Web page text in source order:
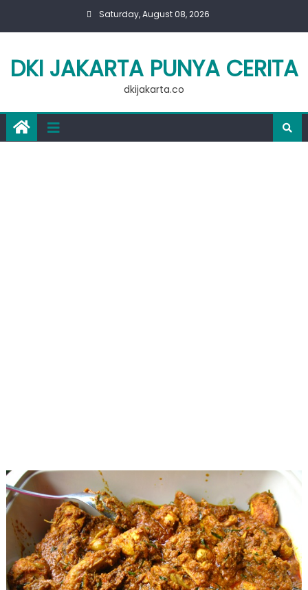
Saturday, August 08, 2026
DKI JAKARTA PUNYA CERITA
dkijakarta.co